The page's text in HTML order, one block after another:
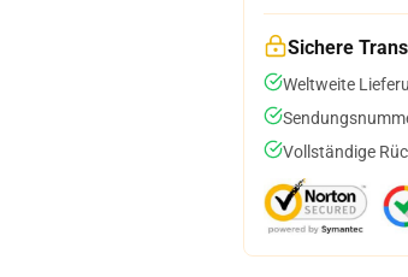
Sichere
Weltweite
Vollständige